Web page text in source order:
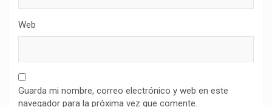
Web
Guarda mi nombre, correo electrónico y web en este
navegador para la próxima vez que comente.